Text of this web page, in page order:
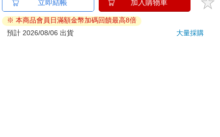
立即結帳 加入購物車
※ 本商品會員日滿額金幣加碼回饋最高8倍